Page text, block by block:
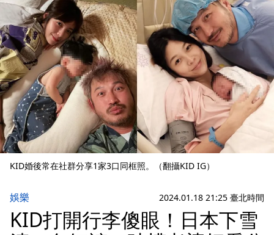
KID婚後常在社群分享1家3口同框照。（翻攝KID IG）
娛樂 2024.01.18 21:25 臺北時間
KID打開行李傻眼！日本下雪